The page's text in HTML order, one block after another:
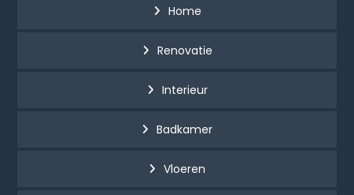
Home
Renovatie
Interieur
Badkamer
Vloeren